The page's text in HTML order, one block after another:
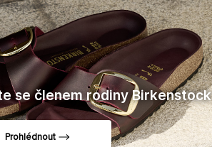
se členem rodiny Birkenstock
Prohlédnout